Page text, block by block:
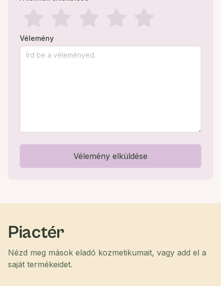
Vélemény
Vélemény elküldése
Piactér
Nézd meg mások eladó kozmetikumait, vagy add el a
saját termékeidet.